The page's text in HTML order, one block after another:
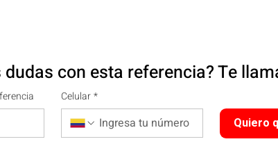
dudas con esta referencia? Te
Celular *
Quiero